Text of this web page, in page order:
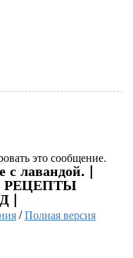
это сообщение.
с лавандой. |
- РЕЦЕПТЫ
|
/Полная версия